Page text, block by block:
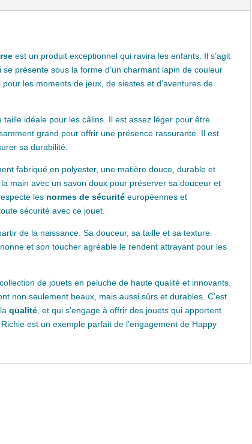
est un produit exceptionnel qui ravira les enfants. Il s’agit
présente sous la forme d’un charmant lapin de couleur
les moments de jeux, de siestes et d’aventures de
taille idéale pour les câlins. Il est assez léger pour être
grand pour offrir une présence rassurante. Il est
sa durabilité.
fabriqué en polyester, une matière douce, durable et
la main avec un savon doux pour préserver sa douceur et
les normes de sécurité européennes et
sécurité avec ce jouet.
de la naissance. Sa douceur, sa taille et sa texture
et son toucher agréable le rendent attrayant pour les
de jouets en peluche de haute qualité et innovants.
non seulement beaux, mais aussi sûrs et durables. C’est
qualité , et qui s’engage à offrir des jouets qui apportent
est un exemple parfait de l’engagement de Happy